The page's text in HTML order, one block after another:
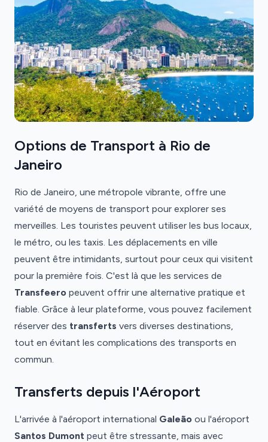
Options de Transport à Rio de
Janeiro
Rio de Janeiro, une métropole vibrante, offre une
variété de moyens de transport pour explorer ses
merveilles. Les touristes peuvent utiliser les bus locaux,
le métro, ou les taxis. Les déplacements en ville
peuvent être intimidants, surtout pour ceux qui visitent
pour la première fois. C'est là que les services de
Transfeero peuvent offrir une alternative pratique et
fiable. Grâce à leur plateforme, vous pouvez facilement
réserver des transferts vers diverses destinations,
tout en évitant les complications des transports en
commun.
Transferts depuis l'Aéroport
L'arrivée à l'aéroport international Galeão ou l'aéroport
Santos Dumont peut être stressante, mais avec